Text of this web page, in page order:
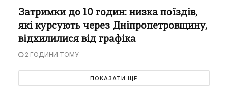
Затримки до 10 годин: низка поїздів,
які курсують через Дніпропетровщину,
відхилилися від графіка
2 ГОДИНИ ТОМУ
ПОКАЗАТИ ЩЕ